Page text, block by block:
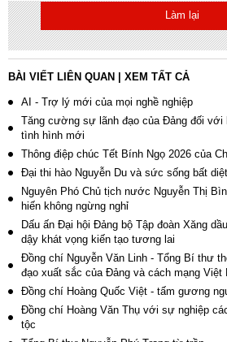
Làm lại
BÀI VIẾT LIÊN QUAN XEM TẤT CẢ
AI - Trợ lý mới của mọi nghề nghiệp
Tăng cường sự lãnh đạo của Đảng đối với
tình hình mới
Thông điệp chúc Tết Bính Ngọ 2026 của
Đại thi hào Nguyễn Du và sức sống bất
Nguyên Phó Chủ tịch nước Nguyễn Thị
hiến không ngừng nghỉ
Dấu ấn Đại hội Đảng bộ Tập đoàn Xăng
dậy khát vọng kiến tạo tương lai
Đồng chí Nguyễn Văn Linh - Tổng Bí thư
đạo xuất sắc của Đảng và cách mạng Việt
Đồng chí Hoàng Quốc Việt - tấm gương
Đồng chí Hoàng Văn Thụ với sự nghiệp
tộc